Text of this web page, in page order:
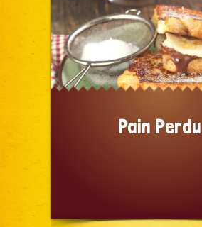
Pain Perdu